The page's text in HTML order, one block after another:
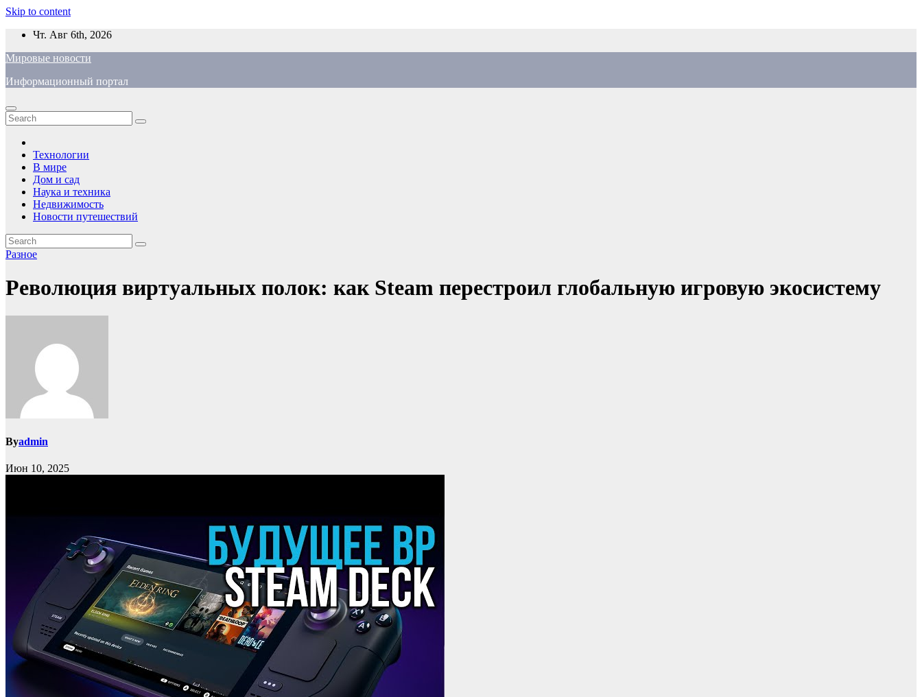
Skip to content
Чт. Авг 6th, 2026
Мировые новости
Информационный портал
Технологии
В мире
Дом и сад
Наука и техника
Недвижимость
Новости путешествий
Разное
Революция виртуальных полок: как Steam перестроил глобальную игровую экосистему
Byadmin
Июн 10, 2025